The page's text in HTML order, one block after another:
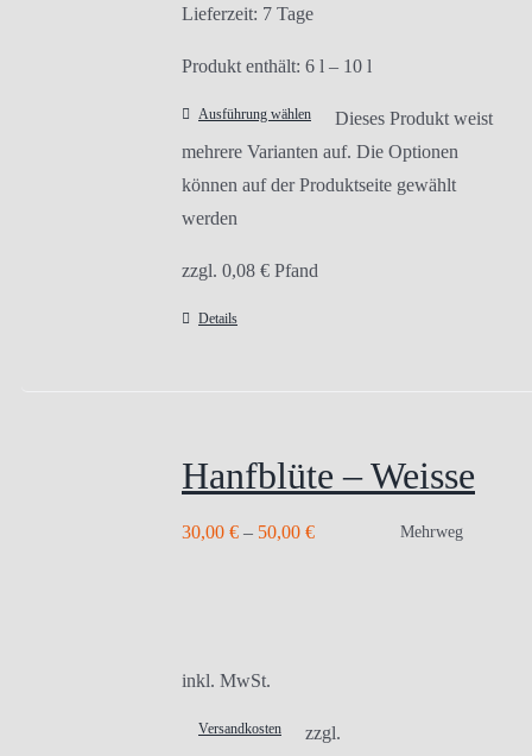
Lieferzeit: 7 Tage
Produkt enthält: 6 l – 10 l
Ausführung wählen
Dieses Produkt weist
mehrere Varianten auf. Die Optionen
können auf der Produktseite gewählt
werden
zzgl. 0,08 € Pfand
Details
Hanfblüte – Weisse
30,00 € – 50,00 € Mehrweg
inkl. MwSt.
zzgl.
Versandkosten